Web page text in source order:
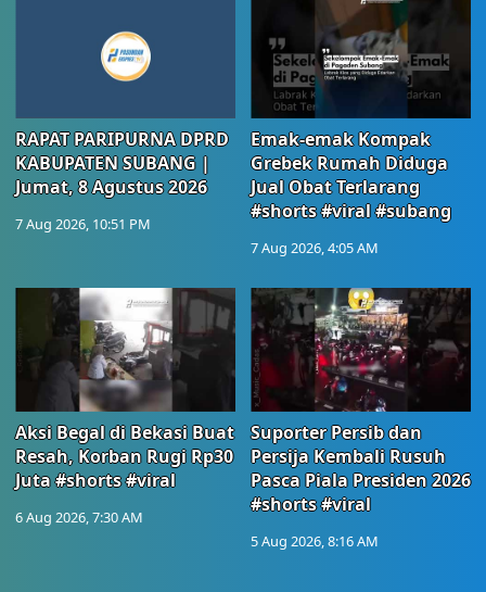
RAPAT PARIPURNA DPRD
KABUPATEN SUBANG |
Jumat, 8 Agustus 2026
7 Aug 2026, 10:51 PM
Emak-emak Kompak
Grebek Rumah Diduga
Jual Obat Terlarang
#shorts #viral #subang
7 Aug 2026, 4:05 AM
Aksi Begal di Bekasi Buat
Resah, Korban Rugi Rp30
Juta #shorts #viral
6 Aug 2026, 7:30 AM
Suporter Persib dan
Persija Kembali Rusuh
Pasca Piala Presiden 2026
#shorts #viral
5 Aug 2026, 8:16 AM